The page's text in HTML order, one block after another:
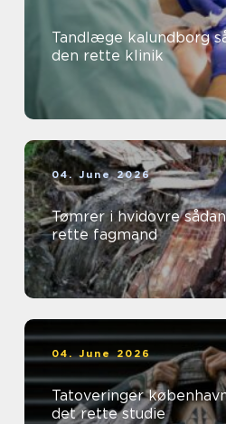
Tandlæge kalundborg sådan vælger du
den rette klinik
04. June 2026
Tømrer i hvidovre sådan vælger du den
rette fagmand
04. June 2026
Tatoveringer københavn sådan finder
det rette studie